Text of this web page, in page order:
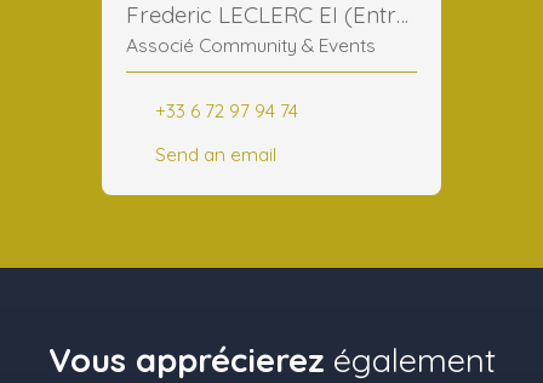
Frederic LECLERC EI (Entreprise Individuelle)
Associé Community & Events
+33 6 72 97 94 74
Send an email
Vous apprécierez également